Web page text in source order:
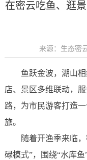
在密云吃鱼、逛
来源：生态密
鱼跃金波，湖山
店、景区多维联动，
路，为市民游客打造
旅。
随着开渔季来临
碌模式”，围绕“水库